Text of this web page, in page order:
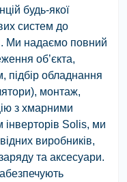
будь-якої
систем до
Ми надаємо повний
об’єкта,
підбір обладнання
монтаж,
з хмарними
Solis, ми
виробників,
та аксесуари.